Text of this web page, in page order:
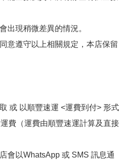
出現稍微差異的情況。
意遵守以上相關規定，本店保留
或 以順豐速運 <運費到付> 形式
費（運費由順豐速運計算及直接
會以WhatsApp 或 SMS 訊息通